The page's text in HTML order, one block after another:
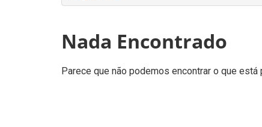
Nada Encontrado
Parece que não podemos encontrar o que